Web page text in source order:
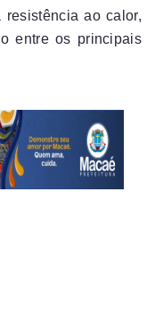
ao calor,
entre os principais